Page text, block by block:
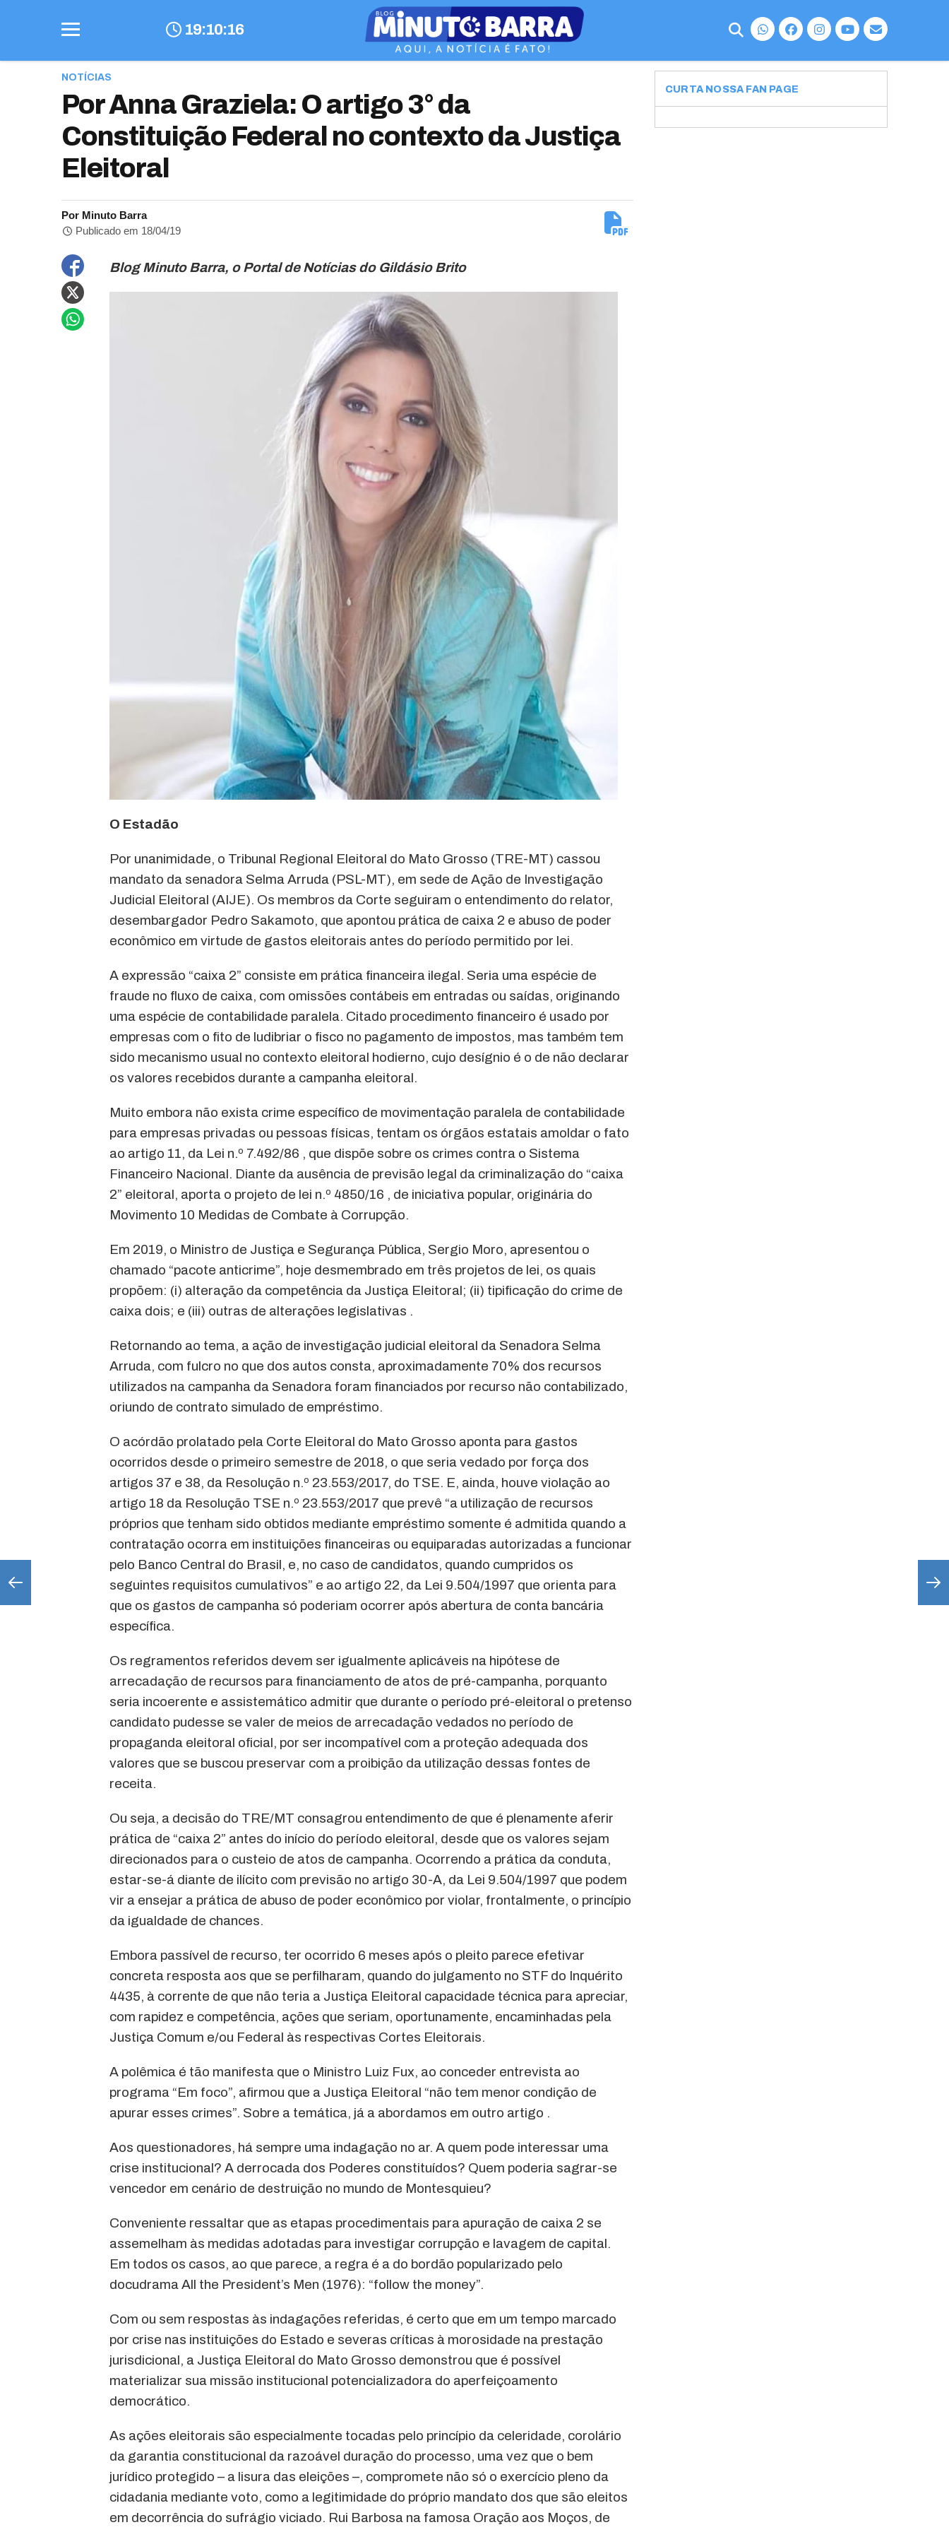
19:10:17
NOTÍCIAS
Por Anna Graziela: O artigo 3° da
Constituição Federal no contexto da Justiça
Eleitoral
Por Minuto Barra
Publicado em 18/04/19
Blog Minuto Barra, o Portal de Notícias do Gildásio Brito
O Estadão
Por unanimidade, o Tribunal Regional Eleitoral do Mato Grosso (TRE-MT) cassou
mandato da senadora Selma Arruda (PSL-MT), em sede de Ação de Investigação
Judicial Eleitoral (AIJE). Os membros da Corte seguiram o entendimento do relator,
desembargador Pedro Sakamoto, que apontou prática de caixa 2 e abuso de poder
econômico em virtude de gastos eleitorais antes do período permitido por lei.
A expressão “caixa 2” consiste em prática financeira ilegal. Seria uma espécie de
fraude no fluxo de caixa, com omissões contábeis em entradas ou saídas, originando
uma espécie de contabilidade paralela. Citado procedimento financeiro é usado por
empresas com o fito de ludibriar o fisco no pagamento de impostos, mas também tem
sido mecanismo usual no contexto eleitoral hodierno, cujo desígnio é o de não declarar
os valores recebidos durante a campanha eleitoral.
Muito embora não exista crime específico de movimentação paralela de contabilidade
para empresas privadas ou pessoas físicas, tentam os órgãos estatais amoldar o fato
ao artigo 11, da Lei n.º 7.492/86 , que dispõe sobre os crimes contra o Sistema
Financeiro Nacional. Diante da ausência de previsão legal da criminalização do “caixa
2” eleitoral, aporta o projeto de lei n.º 4850/16 , de iniciativa popular, originária do
Movimento 10 Medidas de Combate à Corrupção.
Em 2019, o Ministro de Justiça e Segurança Pública, Sergio Moro, apresentou o
chamado “pacote anticrime”, hoje desmembrado em três projetos de lei, os quais
propõem: (i) alteração da competência da Justiça Eleitoral; (ii) tipificação do crime de
caixa dois; e (iii) outras de alterações legislativas .
Retornando ao tema, a ação de investigação judicial eleitoral da Senadora Selma
Arruda, com fulcro no que dos autos consta, aproximadamente 70% dos recursos
utilizados na campanha da Senadora foram financiados por recurso não contabilizado,
oriundo de contrato simulado de empréstimo.
O acórdão prolatado pela Corte Eleitoral do Mato Grosso aponta para gastos
ocorridos desde o primeiro semestre de 2018, o que seria vedado por força dos
artigos 37 e 38, da Resolução n.º 23.553/2017, do TSE. E, ainda, houve violação ao
artigo 18 da Resolução TSE n.º 23.553/2017 que prevê “a utilização de recursos
próprios que tenham sido obtidos mediante empréstimo somente é admitida quando a
contratação ocorra em instituições financeiras ou equiparadas autorizadas a funcionar
pelo Banco Central do Brasil, e, no caso de candidatos, quando cumpridos os
seguintes requisitos cumulativos” e ao artigo 22, da Lei 9.504/1997 que orienta para
que os gastos de campanha só poderiam ocorrer após abertura de conta bancária
específica.
Os regramentos referidos devem ser igualmente aplicáveis na hipótese de
arrecadação de recursos para financiamento de atos de pré-campanha, porquanto
seria incoerente e assistemático admitir que durante o período pré-eleitoral o pretenso
candidato pudesse se valer de meios de arrecadação vedados no período de
propaganda eleitoral oficial, por ser incompatível com a proteção adequada dos
valores que se buscou preservar com a proibição da utilização dessas fontes de
receita.
Ou seja, a decisão do TRE/MT consagrou entendimento de que é plenamente aferir
prática de “caixa 2” antes do início do período eleitoral, desde que os valores sejam
direcionados para o custeio de atos de campanha. Ocorrendo a prática da conduta,
estar-se-á diante de ilícito com previsão no artigo 30-A, da Lei 9.504/1997 que podem
vir a ensejar a prática de abuso de poder econômico por violar, frontalmente, o princípio
da igualdade de chances.
Embora passível de recurso, ter ocorrido 6 meses após o pleito parece efetivar
concreta resposta aos que se perfilharam, quando do julgamento no STF do Inquérito
4435, à corrente de que não teria a Justiça Eleitoral capacidade técnica para apreciar,
com rapidez e competência, ações que seriam, oportunamente, encaminhadas pela
Justiça Comum e/ou Federal às respectivas Cortes Eleitorais.
A polêmica é tão manifesta que o Ministro Luiz Fux, ao conceder entrevista ao
programa “Em foco”, afirmou que a Justiça Eleitoral “não tem menor condição de
apurar esses crimes”. Sobre a temática, já a abordamos em outro artigo .
Aos questionadores, há sempre uma indagação no ar. A quem pode interessar uma
crise institucional? A derrocada dos Poderes constituídos? Quem poderia sagrar-se
vencedor em cenário de destruição no mundo de Montesquieu?
Conveniente ressaltar que as etapas procedimentais para apuração de caixa 2 se
assemelham às medidas adotadas para investigar corrupção e lavagem de capital.
Em todos os casos, ao que parece, a regra é a do bordão popularizado pelo
docudrama All the President’s Men (1976): “follow the money”.
Com ou sem respostas às indagações referidas, é certo que em um tempo marcado
por crise nas instituições do Estado e severas críticas à morosidade na prestação
jurisdicional, a Justiça Eleitoral do Mato Grosso demonstrou que é possível
materializar sua missão institucional potencializadora do aperfeiçoamento
democrático.
As ações eleitorais são especialmente tocadas pelo princípio da celeridade, corolário
da garantia constitucional da razoável duração do processo, uma vez que o bem
jurídico protegido – a lisura das eleições –, compromete não só o exercício pleno da
cidadania mediante voto, como a legitimidade do próprio mandato dos que são eleitos
em decorrência do sufrágio viciado. Rui Barbosa na famosa Oração aos Moços, de
CURTA NOSSA FAN PAGE